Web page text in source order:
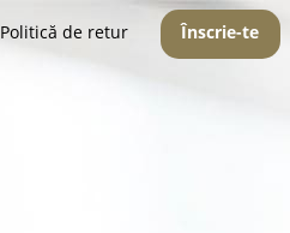
Politică de retur Înscrie-te